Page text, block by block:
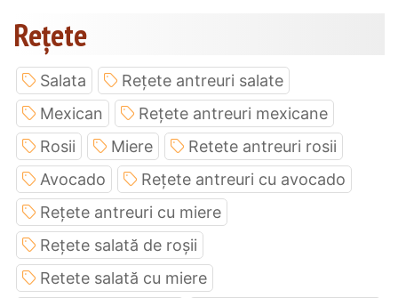
Rețete
Salata
Rețete antreuri salate
Mexican
Rețete antreuri mexicane
Rosii
Miere
Retete antreuri rosii
Avocado
Rețete antreuri cu avocado
Rețete antreuri cu miere
Rețete salată de roșii
Retete salată cu miere